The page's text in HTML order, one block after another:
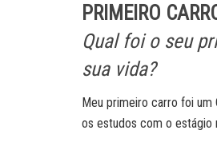
PRIMEIRO
Qual foi o seu
sua vida?
Meu primeiro carro foi um
os estudos com o estágio